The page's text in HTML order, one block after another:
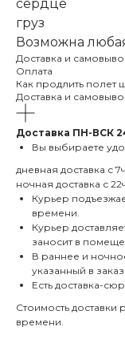
сердце
груз
Возможна
Доставка и
Оплата
Как продлить полет
Доставка и
Доставка ПН-ВСК
Вы выбираете
дневная доставка с
ночная доставка с
Курьер
времени.
Курьер
заносит в
В раннее и
указанный в
Есть доставка-
Стоимость доставки
времени.